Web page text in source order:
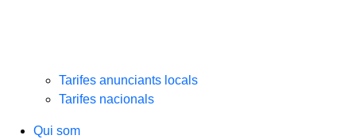
Tarifes anunciants locals
Tarifes nacionals
Qui som